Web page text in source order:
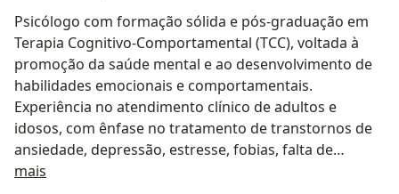
Psicólogo com formação sólida e pós-graduação em
Terapia Cognitivo-Comportamental (TCC), voltada à
promoção da saúde mental e ao desenvolvimento de
habilidades emocionais e comportamentais.
Experiência no atendimento clínico de adultos e
idosos, com ênfase no tratamento de transtornos de
ansiedade, depressão, estresse, fobias, falta de
sentido e dificuldades de relacionamento. Utiliza
mais